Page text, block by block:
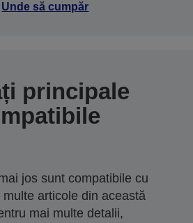
Unde să cumpăr
principale
jos sunt compatibile cu
articole din această
mai multe detalii,